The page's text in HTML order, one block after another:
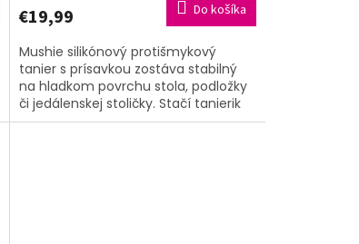
€19,99 Do košíka
Mushie silikónový protišmykový
tanier s prísavkou zostáva stabilný
na hladkom povrchu stola, podložky
či jedálenskej stoličky. Stačí tanierik
pritlačiť, prísavka podtlakom...